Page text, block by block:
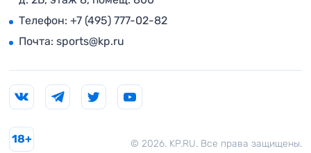
Телефон: +7 (495) 777-02-82
Почта: sports@kp.ru
© 2026. KP.RU. Все права защищены.
18+